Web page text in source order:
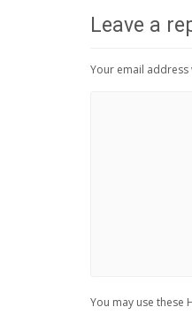
Leave a
Your email
You may use these